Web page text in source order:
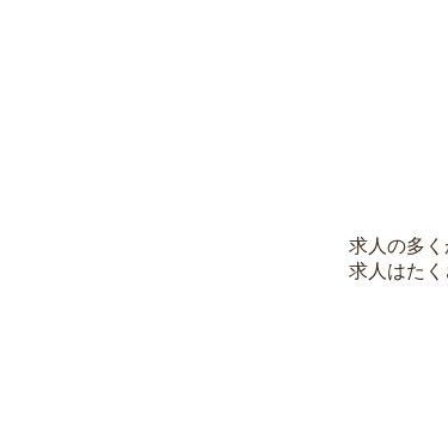
求人の多
求人はた